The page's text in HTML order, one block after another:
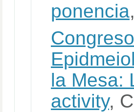
ponencia
la Mesa:
activity,